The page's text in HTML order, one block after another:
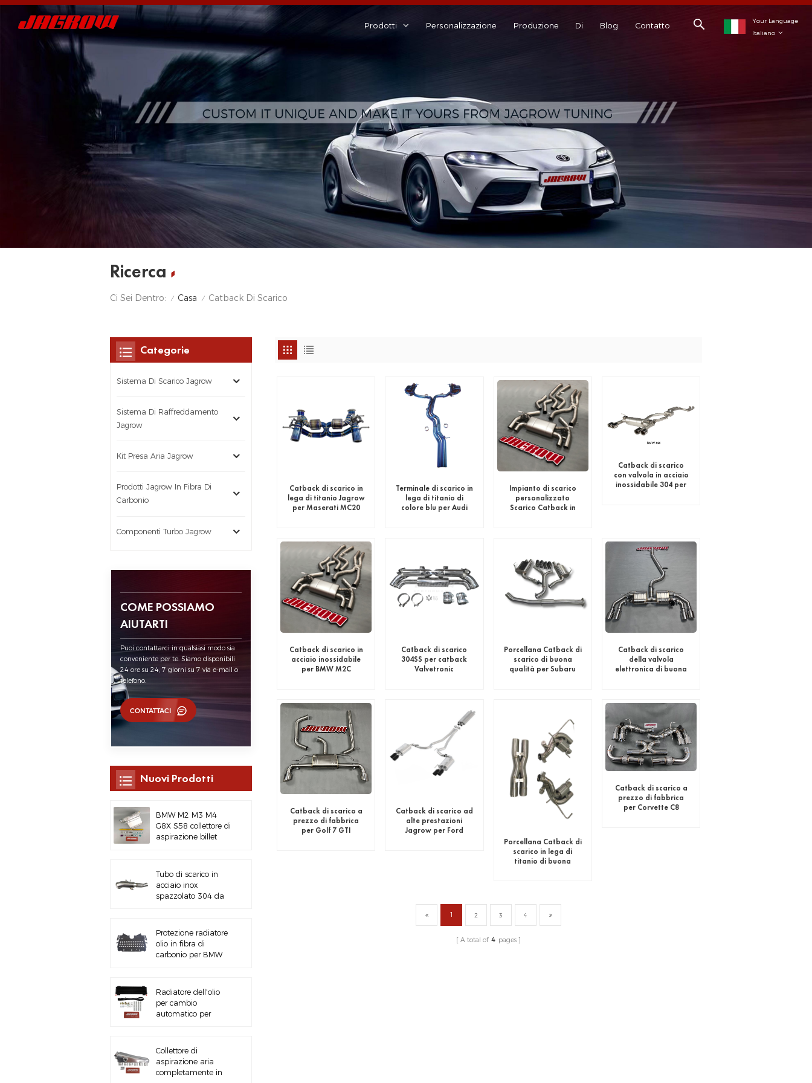
Your Language
Italiano
Prodotti Personalizzazione Produzione Di Blog Contatto
Ricerca
Ci Sei Dentro: / Casa / Catback Di Scarico
Catback di scarico in
lega di titanio Jagrow
per Maserati MC20
Terminale di scarico in
lega di titanio di
colore blu per Audi
Impianto di scarico
personalizzato
Scarico Catback in
Catback di scarico
con valvola in acciaio
inossidabile 304 per
Catback di scarico in
acciaio inossidabile
per BMW M2C
Catback di scarico
304SS per catback
Valvetronic
Porcellana Catback di
scarico di buona
qualità per Subaru
Catback di scarico
della valvola
elettronica di buona
Catback di scarico a
prezzo di fabbrica
per Golf 7 GTI
Catback di scarico ad
alte prestazioni
Jagrow per Ford
Porcellana Catback di
scarico in lega di
titanio di buona
Catback di scarico a
prezzo di fabbrica
per Corvette C8
1 2 3 4
A total of 4 pages
Categorie
Sistema Di Scarico Jagrow
Sistema Di Raffreddamento
Jagrow
Kit Presa Aria Jagrow
Prodotti Jagrow In Fibra Di
Carbonio
Componenti Turbo Jagrow
COME POSSIAMO
AIUTARTI
Puoi contattarci in qualsiasi modo sia
conveniente per te. Siamo disponibili
24 ore su 24, 7 giorni su 7 via e-mail o
telefono.
CONTATTACI
Nuovi Prodotti
BMW M2 M3 M4
G8X S58 collettore di
aspirazione billet
Tubo di scarico in
acciaio inox
spazzolato 304 da
Protezione radiatore
olio in fibra di
carbonio per BMW
Radiatore dell'olio
per cambio
automatico per
Collettore di
aspirazione aria
completamente in